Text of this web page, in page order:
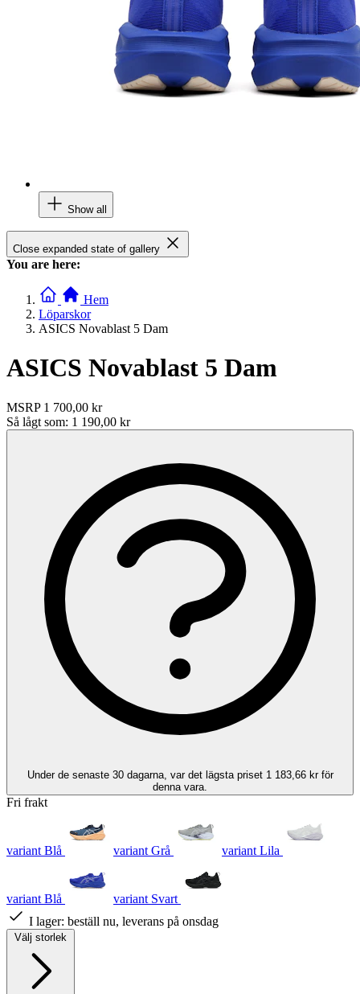
Show all
Close expanded state of gallery
You are here:
Hem
Löparskor
ASICS Novablast 5 Dam
ASICS Novablast 5 Dam
MSRP 1 700,00 kr
Så lågt som: 1 190,00 kr
Under de senaste 30 dagarna, var det lägsta priset 1 183,66 kr för
denna vara.
Fri frakt
variant Blå variant Grå variant Lila
variant Blå
variant Svart
I lager: beställ nu, leverans på onsdag
Välj storlek